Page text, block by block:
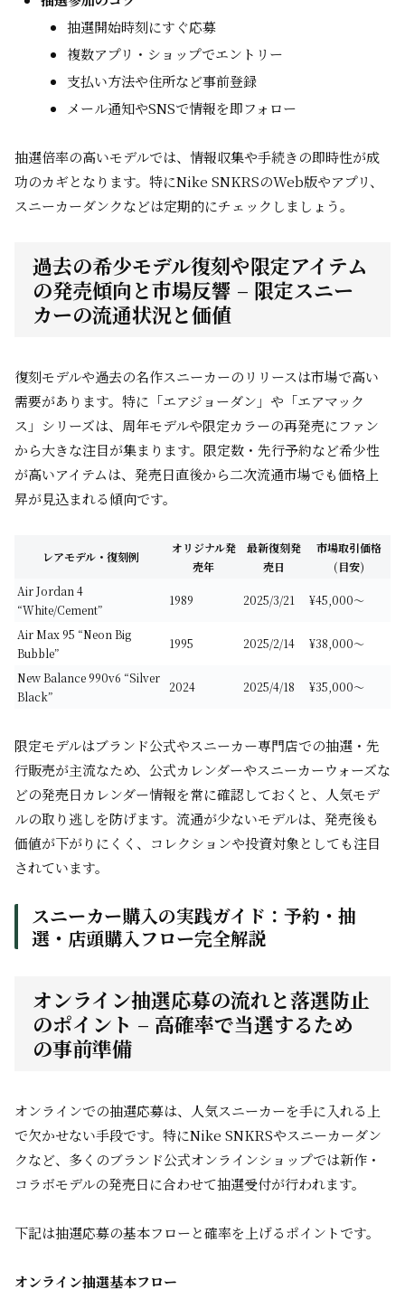
抽選開始時刻にすぐ応募
複数アプリ・ショップでエントリー
支払い方法や住所など事前登録
メール通知やSNSで情報を即フォロー
抽選倍率の高いモデルでは、情報収集や手続きの即時性が成
功のカギとなります。特にNike SNKRSのWeb版やアプリ、
スニーカーダンクなどは定期的にチェックしましょう。
過去の希少モデル復刻や限定アイテム
の発売傾向と市場反響 – 限定スニー
カーの流通状況と価値
復刻モデルや過去の名作スニーカーのリリースは市場で高い
需要があります。特に「エアジョーダン」や「エアマック
ス」シリーズは、周年モデルや限定カラーの再発売にファン
から大きな注目が集まります。限定数・先行予約など希少性
が高いアイテムは、発売日直後から二次流通市場でも価格上
昇が見込まれる傾向です。
レアモデル・復刻例
オリジナル発
売年
最新復刻発
売日
市場取引価格
(目安)
Air Jordan 4
“White/Cement”
1989 2025/3/21 ¥45,000～
Air Max 95 “Neon Big
Bubble”
1995 2025/2/14 ¥38,000～
New Balance 990v6 “Silver
Black”
2024 2025/4/18 ¥35,000～
限定モデルはブランド公式やスニーカー専門店での抽選・先
行販売が主流なため、公式カレンダーやスニーカーウォーズな
どの発売日カレンダー情報を常に確認しておくと、人気モデ
ルの取り逃しを防げます。流通が少ないモデルは、発売後も
価値が下がりにくく、コレクションや投資対象としても注目
されています。
スニーカー購入の実践ガイド：予約・抽
選・店頭購入フロー完全解説
オンライン抽選応募の流れと落選防止
のポイント – 高確率で当選するため
の事前準備
オンラインでの抽選応募は、人気スニーカーを手に入れる上
で欠かせない手段です。特にNike SNKRSやスニーカーダン
クなど、多くのブランド公式オンラインショップでは新作・
コラボモデルの発売日に合わせて抽選受付が行われます。
下記は抽選応募の基本フローと確率を上げるポイントです。
オンライン抽選基本フロー